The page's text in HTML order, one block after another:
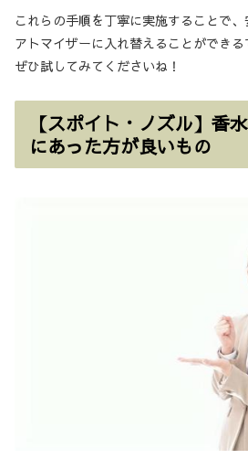
これらの手順を丁寧に実施することで
アトマイザーに入れ替えることができる
ぜひ試してみてくださいね！
【スポイト・ノズル】香
にあった方が良いもの